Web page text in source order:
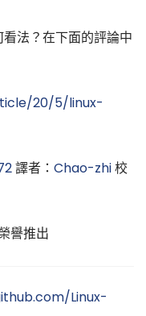
法？在下面的評論中
20/5/linux-
譯者： Chao-zhi校
譽推出
Linux-